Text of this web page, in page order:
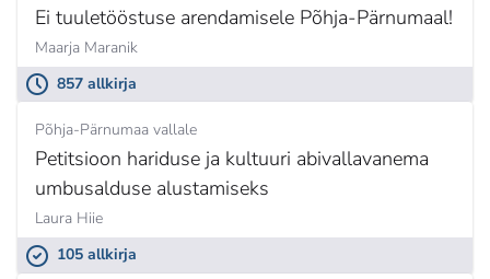
Ei tuuletööstuse arendamisele Põhja-Pärnumaal!
Maarja Maranik
857 allkirja
Põhja-Pärnumaa vallale
Petitsioon hariduse ja kultuuri abivallavanema
umbusalduse alustamiseks
Laura Hiie
105 allkirja